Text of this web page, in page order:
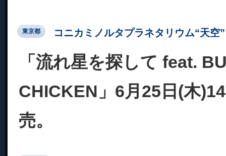
東京都 コニカミノルタプラネタリウム“天
「流れ星を探して feat.
CHICKEN」6月25日(木
売。